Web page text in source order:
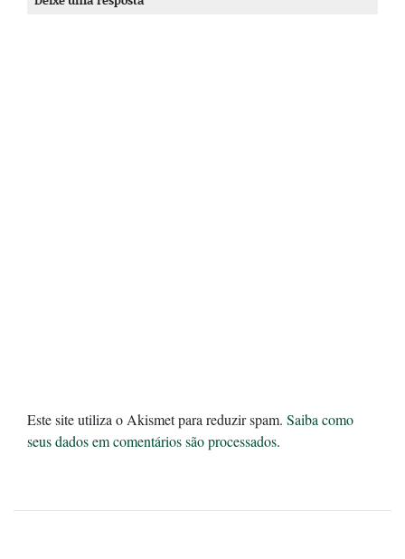
Este site utiliza o Akismet para reduzir spam. Saiba como
seus dados em comentários são processados.